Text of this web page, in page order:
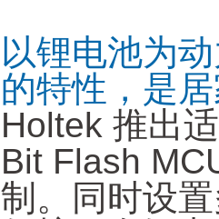
以锂电池为
的特性，是
Holtek 推出
Bit Flash
制。同时设